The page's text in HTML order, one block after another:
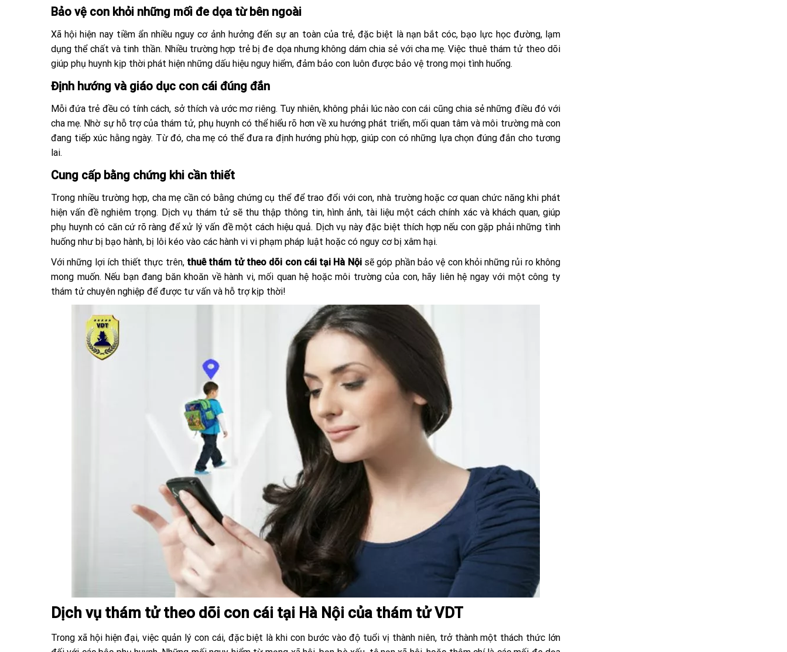
Bảo vệ con khỏi những mối đe dọa từ bên ngoài
Xã hội hiện nay tiềm ẩn nhiều nguy cơ ảnh hưởng đến sự an toàn của trẻ, đặc biệt là nạn bắt cóc, bạo lực học đường, lạm
dụng thể chất và tinh thần. Nhiều trường hợp trẻ bị đe dọa nhưng không dám chia sẻ với cha mẹ. Việc thuê thám tử theo dõi
giúp phụ huynh kịp thời phát hiện những dấu hiệu nguy hiểm, đảm bảo con luôn được bảo vệ trong mọi tình huống.
Định hướng và giáo dục con cái đúng đắn
Mỗi đứa trẻ đều có tính cách, sở thích và ước mơ riêng. Tuy nhiên, không phải lúc nào con cái cũng chia sẻ những điều đó với
cha mẹ. Nhờ sự hỗ trợ của thám tử, phụ huynh có thể hiểu rõ hơn về xu hướng phát triển, mối quan tâm và môi trường mà con
đang tiếp xúc hằng ngày. Từ đó, cha mẹ có thể đưa ra định hướng phù hợp, giúp con có những lựa chọn đúng đắn cho tương
lai.
Cung cấp bằng chứng khi cần thiết
Trong nhiều trường hợp, cha mẹ cần có bằng chứng cụ thể để trao đổi với con, nhà trường hoặc cơ quan chức năng khi phát
hiện vấn đề nghiêm trọng. Dịch vụ thám tử sẽ thu thập thông tin, hình ảnh, tài liệu một cách chính xác và khách quan, giúp
phụ huynh có căn cứ rõ ràng để xử lý vấn đề một cách hiệu quả. Dịch vụ này đặc biệt thích hợp nếu con gặp phải những tình
huống như bị bạo hành, bị lôi kéo vào các hành vi vi phạm pháp luật hoặc có nguy cơ bị xâm hại.
Với những lợi ích thiết thực trên, thuê thám tử theo dõi con cái tại Hà Nộisẽ góp phần bảo vệ con khỏi những rủi ro không
mong muốn. Nếu bạn đang băn khoăn về hành vi, mối quan hệ hoặc môi trường của con, hãy liên hệ ngay với một công ty
thám tử chuyên nghiệp để được tư vấn và hỗ trợ kịp thời!
Dịch vụ thám tử theo dõi con cái tại Hà Nội của thám tử VDT
Trong xã hội hiện đại, việc quản lý con cái, đặc biệt là khi con bước vào độ tuổi vị thành niên, trở thành một thách thức lớn